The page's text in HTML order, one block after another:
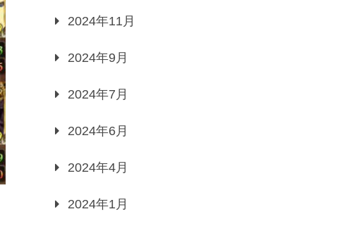
2024年11月
2024年9月
2024年7月
2024年6月
2024年4月
2024年1月